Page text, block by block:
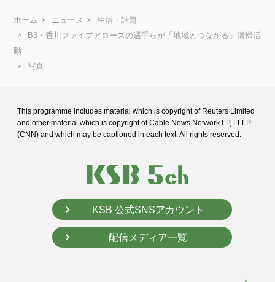
ホーム ニュース
生活・話題
B3・香川ファイブアローズの選手らが「地域とつながる」清掃活
動
写真
This programme includes material which is copyright of Reuters Limited
and other material which is copyright of Cable News Network LP, LLLP
(CNN) and which may be captioned in each text. All rights reserved.
KSB 公式SNSアカウント
配信メディア一覧